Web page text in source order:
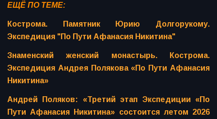
ЕЩЁ ПО ТЕМЕ:
Кострома. Памятник Юрию Долгорукому.
Экспедиция "По Пути Афанасия Никитина"
Знаменский женский монастырь. Кострома.
Экспедиция Андрея Полякова «По Пути Афанасия
Никитина»
Андрей Поляков: «Третий этап Экспедиции «По
Пути Афанасия Никитина» состоится летом 2026